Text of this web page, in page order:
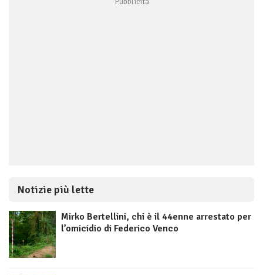
Notizie più lette
Mirko Bertellini, chi è il 44enne arrestato per
l’omicidio di Federico Venco